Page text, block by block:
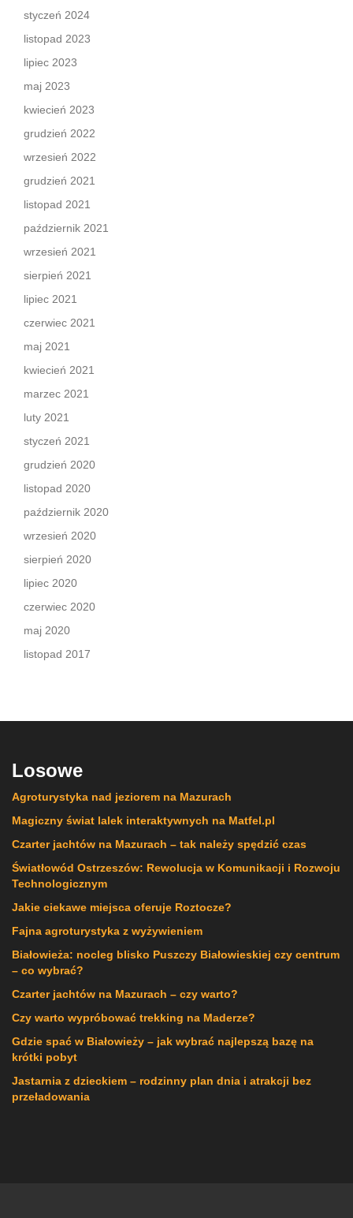
styczeń 2024
listopad 2023
lipiec 2023
maj 2023
kwiecień 2023
grudzień 2022
wrzesień 2022
grudzień 2021
listopad 2021
październik 2021
wrzesień 2021
sierpień 2021
lipiec 2021
czerwiec 2021
maj 2021
kwiecień 2021
marzec 2021
luty 2021
styczeń 2021
grudzień 2020
listopad 2020
październik 2020
wrzesień 2020
sierpień 2020
lipiec 2020
czerwiec 2020
maj 2020
listopad 2017
Losowe
Agroturystyka nad jeziorem na Mazurach
Magiczny świat lalek interaktywnych na Matfel.pl
Czarter jachtów na Mazurach – tak należy spędzić czas
Światłowód Ostrzeszów: Rewolucja w Komunikacji i Rozwoju
Technologicznym
Jakie ciekawe miejsca oferuje Roztocze?
Fajna agroturystyka z wyżywieniem
Białowieża: nocleg blisko Puszczy Białowieskiej czy centrum
– co wybrać?
Czarter jachtów na Mazurach – czy warto?
Czy warto wypróbować trekking na Maderze?
Gdzie spać w Białowieży – jak wybrać najlepszą bazę na
krótki pobyt
Jastarnia z dzieckiem – rodzinny plan dnia i atrakcji bez
przeładowania